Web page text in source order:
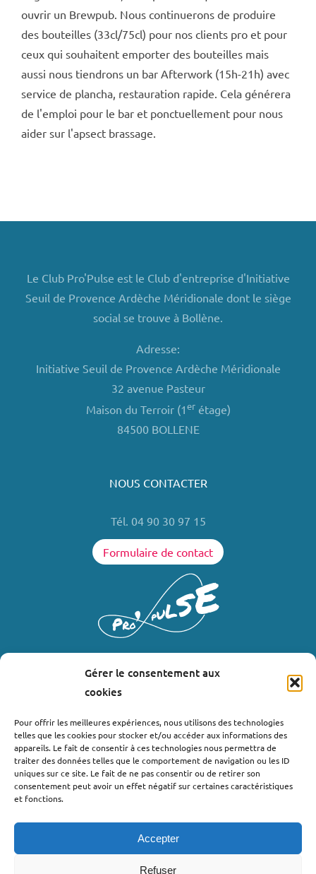
Gérer le consentement aux
cookies
Pour offrir les meilleures expériences, nous utilisons des technologies
telles que les cookies pour stocker et/ou accéder aux informations des
appareils. Le fait de consentir à ces technologies nous permettra de
traiter des données telles que le comportement de navigation ou les ID
uniques sur ce site. Le fait de ne pas consentir ou de retirer son
consentement peut avoir un effet négatif sur certaines caractéristiques
et fonctions.
Accepter
Refuser
ouvrir un Brewpub. Nous continuerons de produire
des bouteilles (33cl/75cl) pour nos clients pro et pour
ceux qui souhaitent emporter des bouteilles mais
aussi nous tiendrons un bar Afterwork (15h-21h) avec
service de plancha, restauration rapide. Cela générera
de l'emploi pour le bar et ponctuellement pour nous
aider sur l'apsect brassage.
Le Club Pro'Pulse est le Club d'entreprise d'Initiative
Seuil de Provence Ardèche Méridionale dont le siège
social se trouve à Bollène.
Adresse:
Initiative Seuil de Provence Ardèche Méridionale
32 avenue Pasteur
Maison du Terroir (1erétage)
84500 BOLLENE
NOUS CONTACTER
Tél. 04 90 30 97 15
Formulaire de contact
Où nous trouver ?
Bollène
Nyons
Valréas
Lachapelle-sous-Aubenas